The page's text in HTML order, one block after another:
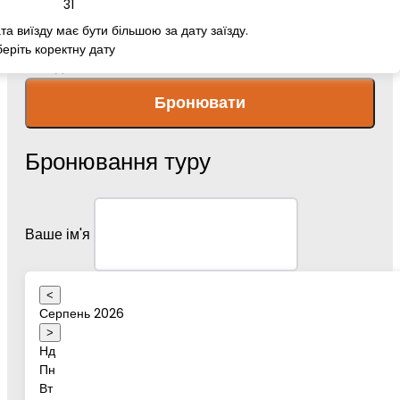
31
виїзду має бути більшою за дату заїзду.
коректну дату
Бронювати
Бронювання туру
Ваше ім'я
<
Серпень 2026
>
Нд
Пн
Вт
Дата туру